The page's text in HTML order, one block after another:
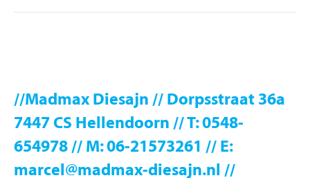
//Madmax Diesajn // Dorpsstraat 36a
7447 CS Hellendoorn // T: 0548-
654978 // M: 06-21573261 // E:
marcel@madmax-diesajn.nl //